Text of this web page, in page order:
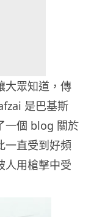
大眾知道，傳
是巴基斯
一個 blog 關於
一直受到好頻
人用槍擊中受